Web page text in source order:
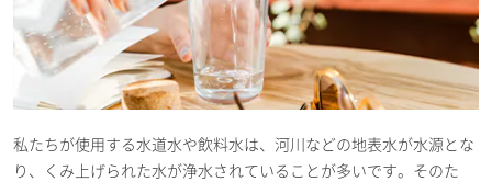
私たちが使用する水道水や飲料水は、河川などの地表水が水源とな
り、くみ上げられた水が浄水されていることが多いです。そのた